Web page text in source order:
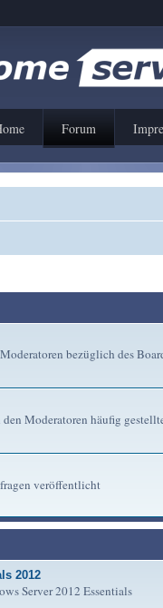
Forum
bezüglich des
Moderatoren häufig
veröffentlicht
2012
Server 2012 Essentials